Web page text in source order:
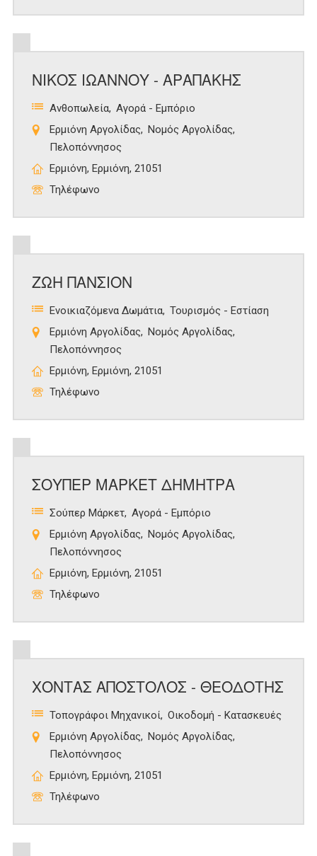
ΝΙΚΟΣ ΙΩΑΝΝΟΥ - ΑΡΑΠΑΚΗΣ
Ανθοπωλεία Αγορά - Εμπόριο
Ερμιόνη Αργολίδας
Νομός Αργολίδας
Πελοπόννησος
Ερμιόνη, Ερμιόνη, 21051
Τηλέφωνο
ΖΩΗ ΠΑΝΣΙΟΝ
Ενοικιαζόμενα Δωμάτια Τουρισμός - Εστίαση
Ερμιόνη Αργολίδας
Νομός Αργολίδας
Πελοπόννησος
Ερμιόνη, Ερμιόνη, 21051
Τηλέφωνο
ΣΟΥΠΕΡ ΜΑΡΚΕΤ ΔΗΜΗΤΡΑ
Σούπερ Μάρκετ Αγορά - Εμπόριο
Ερμιόνη Αργολίδας
Νομός Αργολίδας
Πελοπόννησος
Ερμιόνη, Ερμιόνη, 21051
Τηλέφωνο
ΧΟΝΤΑΣ ΑΠΟΣΤΟΛΟΣ - ΘΕΟΔΟΤΗΣ
Τοπογράφοι Μηχανικοί Οικοδομή - Κατασκευές
Ερμιόνη Αργολίδας
Νομός Αργολίδας
Πελοπόννησος
Ερμιόνη, Ερμιόνη, 21051
Τηλέφωνο